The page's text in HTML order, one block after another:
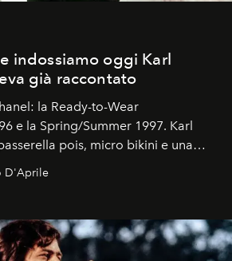
indossiamo oggi Karl
già raccontato
la Ready-to-Wear
e la Spring/Summer 1997. Karl
pois, micro bikini e una
una dietro l'altra. Trent'anni dopo,
contemporanei che abbiamo.
D'Aprile